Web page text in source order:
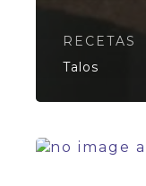
RECETAS
Talos